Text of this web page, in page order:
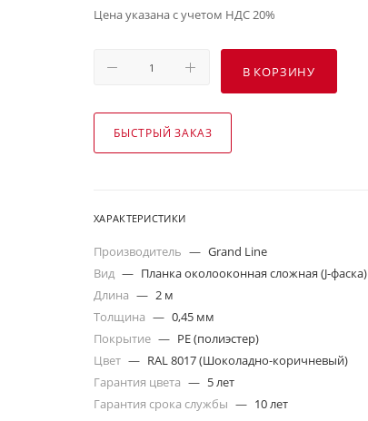
Цена указана с учетом НДС 20%
В КОРЗИНУ
БЫСТРЫЙ ЗАКАЗ
ХАРАКТЕРИСТИКИ
Производитель — Grand Line
Вид — Планка околооконная сложная (J-фаска)
Длина — 2 м
Толщина — 0,45 мм
Покрытие — PE (полиэстер)
Цвет — RAL 8017 (Шоколадно-коричневый)
Гарантия цвета — 5 лет
Гарантия срока службы — 10 лет